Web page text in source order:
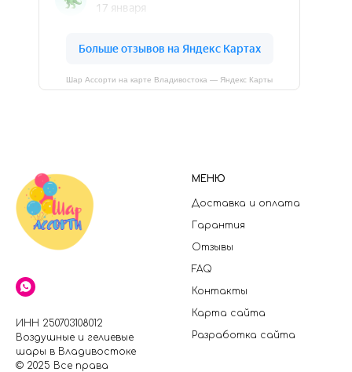
Шар Ассорти на карте Владивостока — Яндекс Карты
ИНН 250703108012
Воздушные и гелиевые
шары в Владивостоке
© 2025 Все права
МЕНЮ
Доставка и оплата
Гарантия
Отзывы
FAQ
Контакты
Карта сайта
Разработка сайта